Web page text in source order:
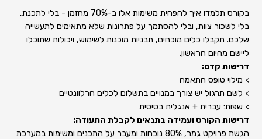
בקורס תלמדו איך להפחית משימות אלו ב-70% מהזמן - בלי לתכנת,
בלי לשכור צוות, ובלי להסתמך על פתרונות שלא מתאימים לתעשייה
שלכם. תקבלו כלים מוכחים, תבניות מוכנות לשימוש, ויכולות שתוכלו
ליישם מהיום הראשון.
דרישות קדם:
> מילוי טופס התאמה
> לשם תרגול יש צורך במנויים בתשלום לכלים הרלוונטיים
> שפות: עברית + אנגלית בסיסית
דרישות הקורס ועמידה בתנאים לקבלת התעודה:
הגשת פרויקט גמר, 80% נוכחות ומעבר על התכנים ומשימות במערכת